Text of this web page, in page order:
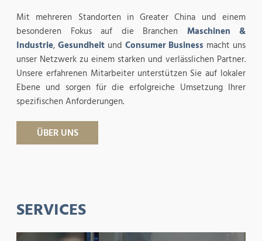
Mit mehreren Standorten in Greater China und einem
besonderen Fokus auf die Branchen Maschinen &
Industrie, Gesundheitund Consumer Business macht uns
unser Netzwerk zu einem starken und verlässlichen Partner.
Unsere erfahrenen Mitarbeiter unterstützen Sie auf lokaler
Ebene und sorgen für die erfolgreiche Umsetzung Ihrer
spezifischen Anforderungen.
ÜBER UNS
SERVICES